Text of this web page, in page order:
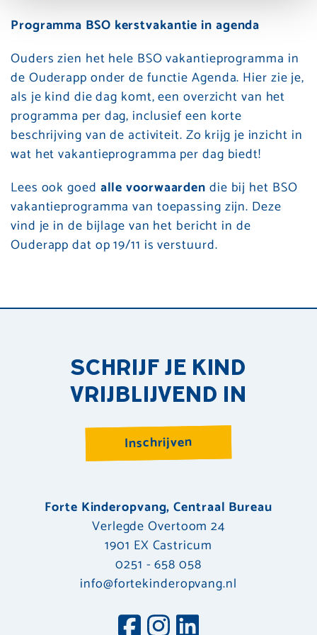
Programma BSO kerstvakantie in agenda
Ouders zien het hele BSO vakantieprogramma in
de Ouderapp onder de functie Agenda. Hier zie je,
als je kind die dag komt, een overzicht van het
programma per dag, inclusief een korte
beschrijving van de activiteit. Zo krijg je inzicht in
wat het vakantieprogramma per dag biedt!
Lees ook goed alle voorwaarden die bij het BSO
vakantieprogramma van toepassing zijn. Deze
vind je in de bijlage van het bericht in de
Ouderapp dat op 19/11 is verstuurd.
SCHRIJF JE KIND
VRIJBLIJVEND IN
Inschrijven
Forte Kinderopvang, Centraal Bureau
Verlegde Overtoom 24
1901 EX Castricum
0251 - 658 058
info@fortekinderopvang.nl